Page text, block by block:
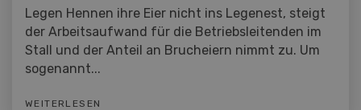
Legen Hennen ihre Eier nicht ins Legenest, steigt
der Arbeitsaufwand für die Betriebsleitenden im
Stall und der Anteil an Brucheiern nimmt zu. Um
sogenannt...
WEITERLESEN